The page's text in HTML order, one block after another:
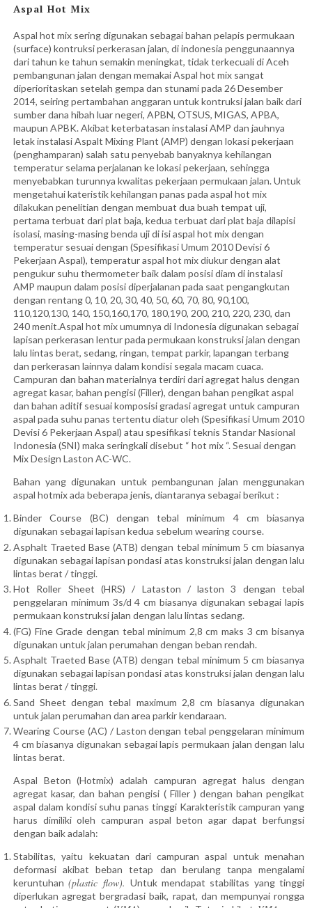
Aspal Hot Mix
Aspal hot mix sering digunakan sebagai bahan pelapis permukaan
(surface) kontruksi perkerasan jalan, di indonesia penggunaannya
dari tahun ke tahun semakin meningkat, tidak terkecuali di Aceh
pembangunan jalan dengan memakai Aspal hot mix sangat
diperioritaskan setelah gempa dan stunami pada 26 Desember
2014, seiring pertambahan anggaran untuk kontruksi jalan baik dari
sumber dana hibah luar negeri, APBN, OTSUS, MIGAS, APBA,
maupun APBK. Akibat keterbatasan instalasi AMP dan jauhnya
letak instalasi Aspalt Mixing Plant (AMP) dengan lokasi pekerjaan
(penghamparan) salah satu penyebab banyaknya kehilangan
temperatur selama perjalanan ke lokasi pekerjaan, sehingga
menyebabkan turunnya kwalitas pekerjaan permukaan jalan. Untuk
mengetahui kateristik kehilangan panas pada aspal hot mix
dilakukan penelitian dengan membuat dua buah tempat uji,
pertama terbuat dari plat baja, kedua terbuat dari plat baja dilapisi
isolasi, masing-masing benda uji di isi aspal hot mix dengan
temperatur sesuai dengan (Spesifikasi Umum 2010 Devisi 6
Pekerjaan Aspal), temperatur aspal hot mix diukur dengan alat
pengukur suhu thermometer baik dalam posisi diam di instalasi
AMP maupun dalam posisi diperjalanan pada saat pengangkutan
dengan rentang 0, 10, 20, 30, 40, 50, 60, 70, 80, 90,100,
110,120,130, 140, 150,160,170, 180,190, 200, 210, 220, 230, dan
240 menit.Aspal hot mix umumnya di Indonesia digunakan sebagai
lapisan perkerasan lentur pada permukaan konstruksi jalan dengan
lalu lintas berat, sedang, ringan, tempat parkir, lapangan terbang
dan perkerasan lainnya dalam kondisi segala macam cuaca.
Campuran dan bahan materialnya terdiri dari agregat halus dengan
agregat kasar, bahan pengisi (Filler), dengan bahan pengikat aspal
dan bahan aditif sesuai komposisi gradasi agregat untuk campuran
aspal pada suhu panas tertentu diatur oleh (Spesifikasi Umum 2010
Devisi 6 Pekerjaan Aspal) atau spesifikasi teknis Standar Nasional
Indonesia (SNI) maka seringkali disebut “ hot mix “. Sesuai dengan
Mix Design Laston AC-WC.
Bahan yang digunakan untuk pembangunan jalan menggunakan
aspal hotmix ada beberapa jenis, diantaranya sebagai berikut :
Binder Course (BC) dengan tebal minimum 4 cm biasanya
digunakan sebagai lapisan kedua sebelum wearing course.
Asphalt Traeted Base (ATB) dengan tebal minimum 5 cm biasanya
digunakan sebagai lapisan pondasi atas konstruksi jalan dengan lalu
lintas berat / tinggi.
Hot Roller Sheet (HRS) / Lataston / laston 3 dengan tebal
penggelaran minimum 3s/d 4 cm biasanya digunakan sebagai lapis
permukaan konstruksi jalan dengan lalu lintas sedang.
(FG) Fine Grade dengan tebal minimum 2,8 cm maks 3 cm bisanya
digunakan untuk jalan perumahan dengan beban rendah.
Asphalt Traeted Base (ATB) dengan tebal minimum 5 cm biasanya
digunakan sebagai lapisan pondasi atas konstruksi jalan dengan lalu
lintas berat / tinggi.
Sand Sheet dengan tebal maximum 2,8 cm biasanya digunakan
untuk jalan perumahan dan area parkir kendaraan.
Wearing Course (AC) / Laston dengan tebal penggelaran minimum
4 cm biasanya digunakan sebagai lapis permukaan jalan dengan lalu
lintas berat.
Aspal Beton (Hotmix) adalah campuran agregat halus dengan
agregat kasar, dan bahan pengisi ( Filler ) dengan bahan pengikat
aspal dalam kondisi suhu panas tinggi Karakteristik campuran yang
harus dimiliki oleh campuran aspal beton agar dapat berfungsi
dengan baik adalah:
Stabilitas, yaitu kekuatan dari campuran aspal untuk menahan
deformasi akibat beban tetap dan berulang tanpa mengalami
keruntuhan(plastic flow). Untuk mendapat stabilitas yang tinggi
diperlukan agregat bergradasi baik, rapat, dan mempunyai rongga